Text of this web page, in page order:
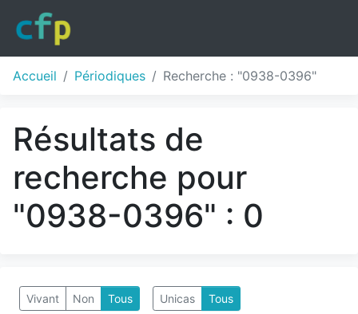
Accueil Périodiques Recherche : "0938-0396"
Résultats de
recherche pour
"0938-0396" : 0
Vivant Non Tous Unicas Tous